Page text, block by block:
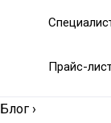
Прайс-
Блог ›